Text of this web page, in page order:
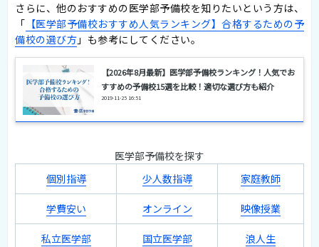
さらに、他のおすすめの医学部予備校を知りたいという方は、
「 【医学部予備校おすすめ人気ランキング】合格するための予
備校の選び方 」も参考にしてください。
【2026年8月最新】医学部予備校ランキング！人気でお
すすめの予備校15選を比較！適切な選び方も紹介
2019-11-25 16:51
医学部予備校を探す
個別指導
少人数指導 家庭教師
学費安い オンライン 映像授業
私立医学部 国立医学部 浪人生